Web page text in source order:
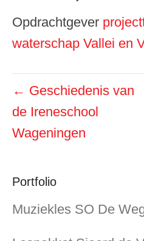
Opdrachtgever
waterschap Vallei en
Bericht
navigatie
← Geschiedenis van
de Ireneschool
Wageningen
Portfolio
Muziekles SO De